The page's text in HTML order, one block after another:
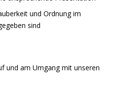
und Ordnung im
sind
und am Umgang mit unseren